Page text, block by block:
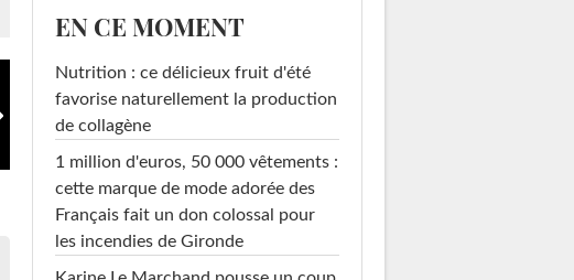
Croque-monsieur à la
poêle...
EN CE MOMENT
Nutrition : ce délicieux fruit d'été
favorise naturellement la production
de collagène
1 million d'euros, 50 000 vêtements :
cette marque de mode adorée des
Français fait un don colossal pour
les incendies de Gironde